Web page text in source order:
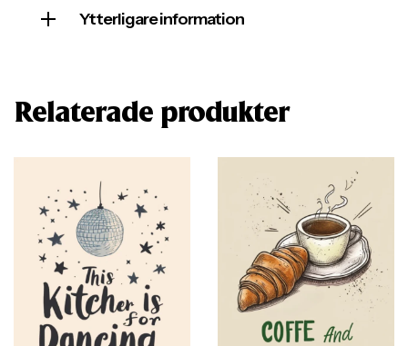
Ytterligare information
Relaterade produkter